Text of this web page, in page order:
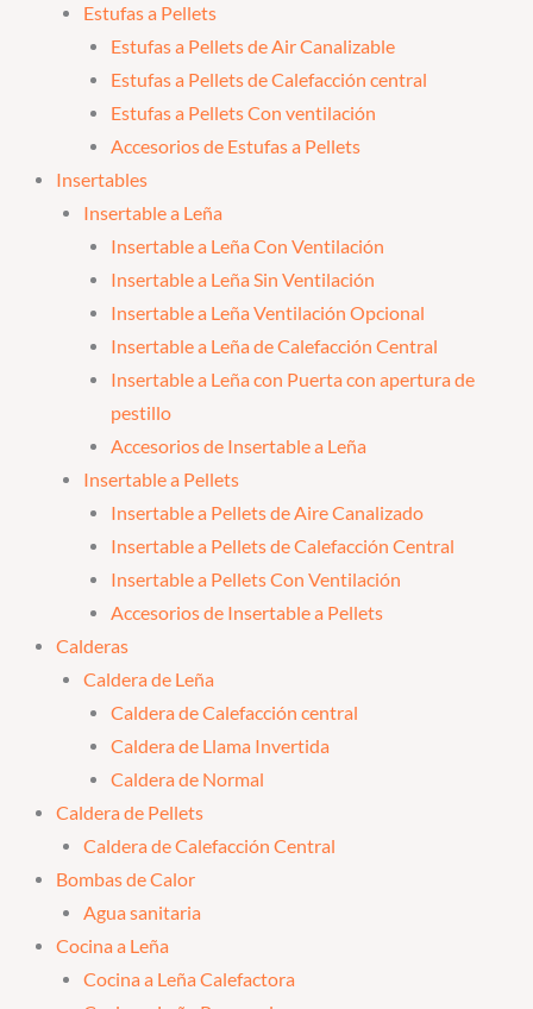
Estufas a Pellets
Estufas a Pellets de Air Canalizable
Estufas a Pellets de Calefacción central
Estufas a Pellets Con ventilación
Accesorios de Estufas a Pellets
Insertables
Insertable a Leña
Insertable a Leña Con Ventilación
Insertable a Leña Sin Ventilación
Insertable a Leña Ventilación Opcional
Insertable a Leña de Calefacción Central
Insertable a Leña con Puerta con apertura de
pestillo
Accesorios de Insertable a Leña
Insertable a Pellets
Insertable a Pellets de Aire Canalizado
Insertable a Pellets de Calefacción Central
Insertable a Pellets Con Ventilación
Accesorios de Insertable a Pellets
Calderas
Caldera de Leña
Caldera de Calefacción central
Caldera de Llama Invertida
Caldera de Normal
Caldera de Pellets
Caldera de Calefacción Central
Bombas de Calor
Agua sanitaria
Cocina a Leña
Cocina a Leña Calefactora